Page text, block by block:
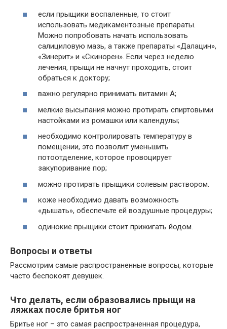
если прыщики воспаленные, то стоит
использовать медикаментозные препараты.
Можно попробовать начать использовать
салициловую мазь, а также препараты «Далацин»,
«Зинерит» и «Скинорен». Если через неделю
лечения, прыщи не начнут проходить, стоит
обраться к доктору;
важно регулярно принимать витамин A;
мелкие высыпания можно протирать спиртовыми
настойками из ромашки или календулы;
необходимо контролировать температуру в
помещении, это позволит уменьшить
потоотделение, которое провоцирует
закупоривание пор;
можно протирать прыщики солевым раствором.
коже необходимо давать возможность
«дышать», обеспечьте ей воздушные процедуры;
одинокие прыщики стоит прижигать йодом.
Вопросы и ответы
Рассмотрим самые распространенные вопросы, которые
часто беспокоят девушек.
Что делать, если образовались прыщи на
ляжках после бритья ног
Бритье ног – это самая распространенная процедура,